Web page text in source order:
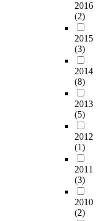
2016
(2)
2015
(3)
2014
(8)
2013
(5)
2012
(1)
2011
(3)
2010
(2)